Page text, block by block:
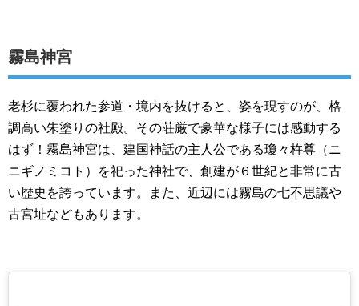
霧島神宮
老杉に覆われた参道・境内を抜けると、姿を現すのが、格
調高い朱塗りの社殿。その荘厳で豪華な様子には感動する
はず！霧島神宮は、建国神話の主人公である瓊々杵尊（ニ
ニギノミコト）を祀った神社で、創建が６世紀と非常に古
い歴史を誇っています。また、近辺には霧島の七不思議や
古宮址などもあります。